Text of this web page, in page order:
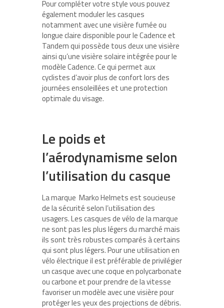
Pour compléter votre style vous pouvez
également moduler les casques
notamment avec une visière fumée ou
longue claire disponible pour le Cadence et
Tandem qui possède tous deux une visière
ainsi qu’une visière solaire intégrée pour le
modèle Cadence. Ce qui permet aux
cyclistes d’avoir plus de confort lors des
journées ensoleillées et une protection
optimale du visage.
Le poids et
l’aérodynamisme selon
l’utilisation du casque
La marque Marko Helmets est soucieuse
de la sécurité selon l’utilisation des
usagers. Les casques de vélo de la marque
ne sont pas les plus légers du marché mais
ils sont très robustes comparés à certains
qui sont plus légers. Pour une utilisation en
vélo électrique il est préférable de privilégier
un casque avec une coque en polycarbonate
ou carbone et pour prendre de la vitesse
favoriser un modèle avec une visière pour
protéger les yeux des projections de débris.